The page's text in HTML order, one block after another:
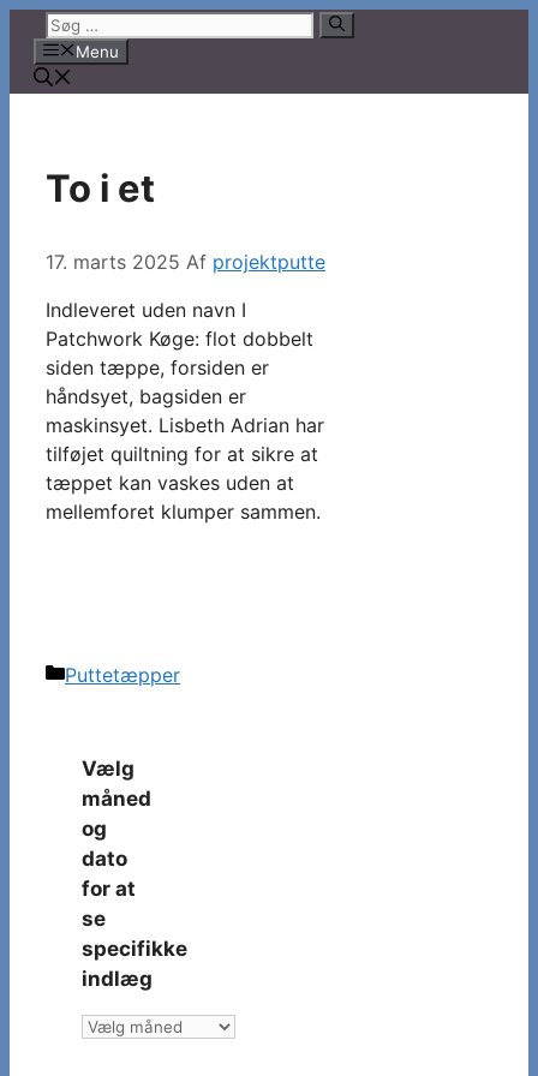
indhold
Søg
efter:Menu
To i et
17. marts 2025 Af projektputte
Indleveret uden navn I
Patchwork Køge: flot dobbelt
siden tæppe, forsiden er
håndsyet, bagsiden er
maskinsyet. Lisbeth Adrian har
tilføjet quiltning for at sikre at
tæppet kan vaskes uden at
mellemforet klumper sammen.
Kategorier
Puttetæpper
Vælg
måned
og
dato
for at
se
specifikke
indlæg
Vælg